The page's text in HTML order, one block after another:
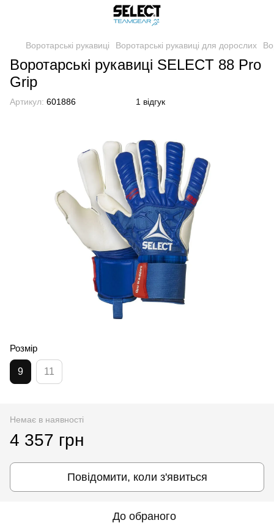
Воротарські рукавиці Воротарські рукавиці для дорослих
Воротарські рукавиці SELECT 88 Pro
Grip
Артикул: 601886 1 відгук
Розмір
9 11
Немає в наявності
4 357 грн
Повідомити, коли з'явиться
До обраного